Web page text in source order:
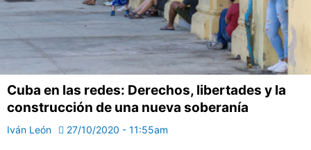
Cuba en las redes: Derechos, libertades y la
construcción de una nueva soberanía
Iván León 27/10/2020 - 11:55am